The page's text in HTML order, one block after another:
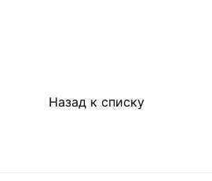
Назад к списку